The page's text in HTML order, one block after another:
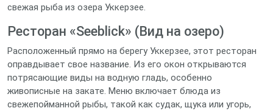
свежая рыба из озера Уккерзее.
Ресторан «Seeblick» (Вид на озеро)
Расположенный прямо на берегу Уккерзее, этот ресторан
оправдывает свое название. Из его окон открываются
потрясающие виды на водную гладь, особенно
живописные на закате. Меню включает блюда из
свежепойманной рыбы, такой как судак, щука или угорь,